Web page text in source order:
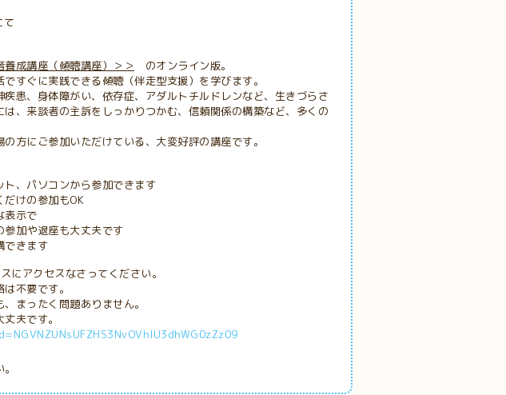
て
養成講座（傾聴講座）＞＞
のオンライン版。
すぐに実践できる傾聴（伴走型支援）を学びます。
患、身体障がい、依存症、アダルトチルドレンなど、生きづらさ
、来談者の主訴をしっかりつかむ、信頼関係の構築など、多くの
方にご参加いただけている、大変好評の講座です。
、パソコンから参加できます
けの参加もOK
表示で
加や退座も大丈夫です
できます
にアクセスなさってください。
不要です。
、まったく問題ありません。
夫です。